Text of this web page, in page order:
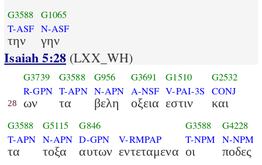
G3588
T-ASF
την
G1065
N-ASF
γην
Isaiah 5:28 (LXX_WH)
28
G3739
R-GPN
ων
G3588
T-APN
τα
G956
N-APN
βελη
G3691
A-NSF
οξεια
G1510
V-PAI-3S
εστιν
G2532
CONJ
και
G3588
T-APN
τα
G5115
N-APN
τοξα
G846
D-GPN
αυτων
V-RMPAP
εντεταμενα
G3588
T-NPM
οι
G4228
N-NPM
ποδες